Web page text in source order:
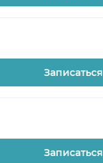
Записаться
Записаться